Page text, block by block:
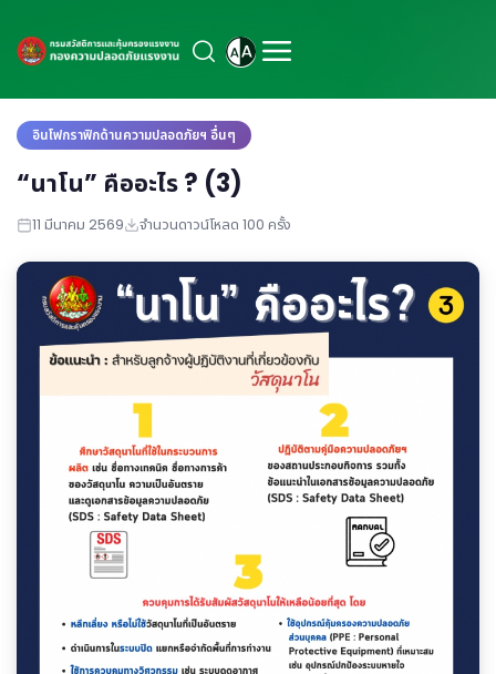
อินโฟกราฟิกด้านความปลอดภัยฯ อื่นๆ
“นาโน” คืออะไร ? (3)
11 มีนาคม 2569 จำนวนดาวน์โหลด 100 ครั้ง